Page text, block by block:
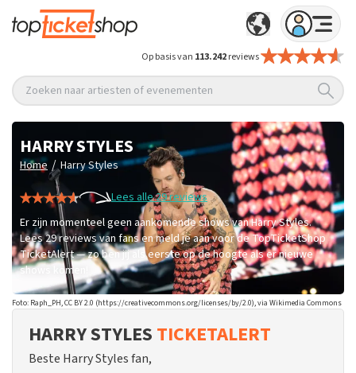
Op basis van 113.242reviews
Zoeken naar artiesten of evenementen
HARRY STYLES
Home / Harry Styles
Lees alle 29 reviews
Er zijn momenteel geen aankomende shows van Harry Styles.
Lees 29 reviews van fans en meld je aan voor de TopTicketShop
TicketAlert — zo ben jij als eerste op de hoogte als er nieuwe
shows komen!
Foto: Raph_PH, CC BY 2.0 (https://creativecommons.org/licenses/by/2.0), via Wikimedia Commons
HARRY STYLES TICKETALERT
Beste Harry Styles fan,